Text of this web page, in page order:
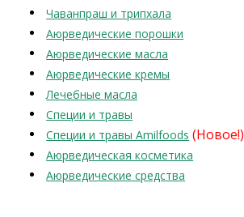
Чаванпраш и трипхала
Аюрведические порошки
Аюрведические масла
Аюрведические кремы
Лечебные масла
Специи и травы
Специи и травы Amilfoods (Новое!)
Аюрведическая косметика
Аюрведические средства